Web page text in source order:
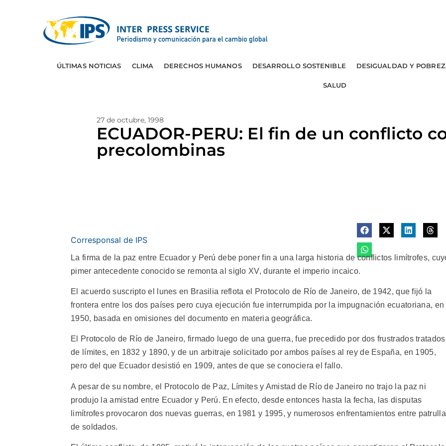
ÚLTIMAS NOTICIAS CLIMA DERECHOS HUMANOS DESARROLLO SOSTENIBLE DESIGUALDAD Y
SALUD
27 de octubre, 1998
ECUADOR-PERU: El fin de un conflicto
precolombinas
Corresponsal de IPS
La firma de la paz entre Ecuador y Perú debe poner fin a una larga historia de conflictos limítrofes,
pimer antecedente conocido se remonta al siglo XV, durante el imperio incaico.
El acuerdo suscripto el lunes en Brasilia reflota el Protocolo de Río de Janeiro, de 1942, que fijó la
frontera entre los dos países pero cuya ejecución fue interrumpida por la impugnación ecuatoriana, en
1950, basada en omisiones del documento en materia geográfica.
El Protocolo de Río de Janeiro, firmado luego de una guerra, fue precedido por dos frustrados tratados
de límites, en 1832 y 1890, y de un arbitraje solicitado por ambos países al rey de España, en 1905,
pero del que Ecuador desistió en 1909, antes de que se conociera el fallo.
A pesar de su nombre, el Protocolo de Paz, Límites y Amistad de Río de Janeiro no trajo la paz ni
produjo la amistad entre Ecuador y Perú. En efecto, desde entonces hasta la fecha, las disputas
limítrofes provocaron dos nuevas guerras, en 1981 y 1995, y numerosos enfrentamientos entre
de soldados.